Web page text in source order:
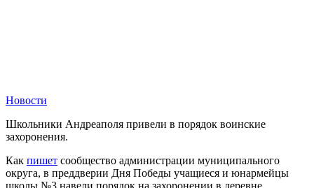
Новости
Школьники Андреаполя привели в порядок воинские
захоронения.
Как пишет сообщество администрации муниципального
округа, в преддверии Дня Победы учащиеся и юнармейцы
школы №3 навели порядок на захоронении в деревне